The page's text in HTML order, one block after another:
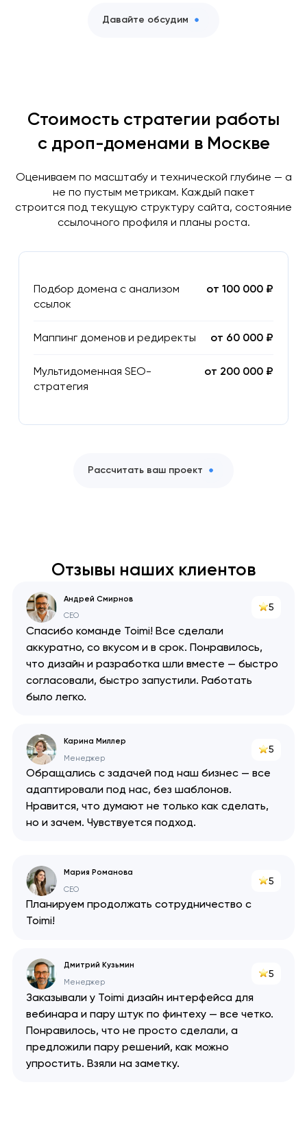
Давайте обсудим
Стоимость стратегии работы
с дроп-доменами в Москве
Оцениваем по масштабу и технической глубине — а
не по пустым метрикам. Каждый пакет
строится под текущую структуру сайта, состояние
ссылочного профиля и планы роста.
Подбор домена с анализом
ссылок
от 100 000 ₽
Маппинг доменов и редиректы от 60 000 ₽
Мультидоменная SEO-
стратегия
от 200 000 ₽
Рассчитать ваш проект
Отзывы наших клиентов
Андрей Смирнов
CEO
5
Спасибо команде Toimi! Все сделали
аккуратно, со вкусом и в срок. Понравилось,
что дизайн и разработка шли вместе — быстро
согласовали, быстро запустили. Работать
было легко.
Карина Миллер
Менеджер
5
Обращались с задачей под наш бизнес — все
адаптировали под нас, без шаблонов.
Нравится, что думают не только как сделать,
но и зачем. Чувствуется подход.
Мария Романова
CEO
5
Планируем продолжать сотрудничество с
Toimi!
Дмитрий Кузьмин
Менеджер
5
Заказывали у Toimi дизайн интерфейса для
вебинара и пару штук по финтеху — все четко.
Понравилось, что не просто сделали, а
предложили пару решений, как можно
упростить. Взяли на заметку.